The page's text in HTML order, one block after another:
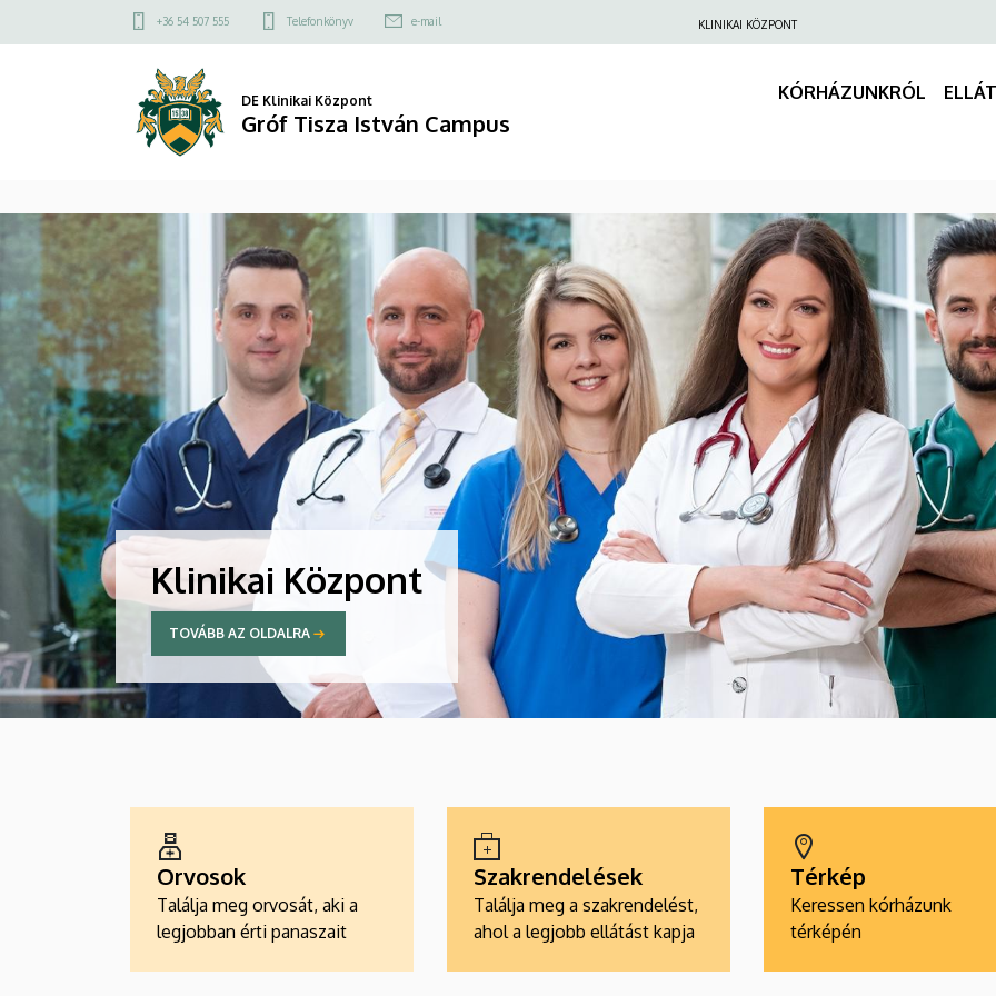
Felső
menü
+36 54 507 555 Telefonkönyv e-mail KLINIKAI KÖZPONT
DE Klinikai Központ
Gróf Tisza István Campus
KÓRHÁZUNKRÓL
Klinikai Központ
TOVÁBB AZ OLDALRA
Orvosok
Találja meg orvosát, aki a
legjobban érti panaszait
Szakrendelések
Találja meg a szakrendelést,
ahol a legjobb ellátást kapja
Térkép
Keressen kórházunk
térképén